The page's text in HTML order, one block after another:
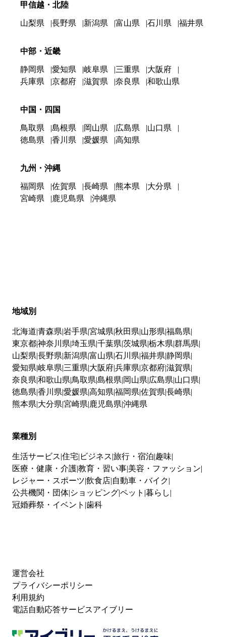
甲信越・北陸
山梨県 長野県 新潟県 富山県 石川県 福井県
中部・近畿
静岡県 愛知県 岐阜県 三重県
大阪府
兵庫県
京都府 滋賀県 奈良県 和歌山県
中国・四国
鳥取県 島根県 岡山県 広島県
山口県
徳島県
香川県 愛媛県 高知県
九州・沖縄
福岡県 佐賀県 長崎県 熊本県
大分県
宮崎県
鹿児島県 沖縄県
地域別
北海道 青森県 岩手県 宮城県 秋田県 山形県 福島県
東京都神奈川県 埼玉県 千葉県 茨城県 栃木県 群馬県
山梨県 長野県 新潟県 富山県 石川県 福井県 静岡県
愛知県 岐阜県 三重県 大阪府兵庫県 京都府滋賀県
奈良県 和歌山県 鳥取県 島根県 岡山県 広島県 山口県
徳島県 香川県 愛媛県 高知県 福岡県 佐賀県 長崎県
熊本県 大分県 宮崎県 鹿児島県 沖縄県
業種別
生活サービス 住宅 ビジネス 旅行・宿泊 趣味
医療・健康・介護教育・習い事 美容・ファッション
レジャー・スポーツ 飲食店 自動車・バイク
公共機関・団体 ショッピングペット 暮らし
冠婚葬祭・イベント 歯科
運営会社
プライバシーポリシー
利用規約
電話自動応答サービスアイブリー